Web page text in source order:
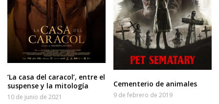
‘La casa del caracol’, entre el
suspense y la mitología
10 de junio de 2021
Cementerio de animales
9 de febrero de 2019